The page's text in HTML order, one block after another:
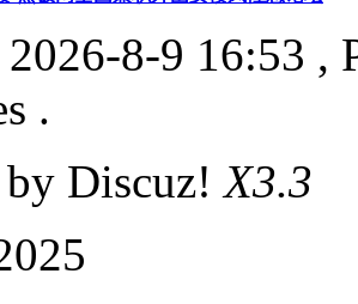
8-9 16:53 ,
.
by Discuz!X3.3